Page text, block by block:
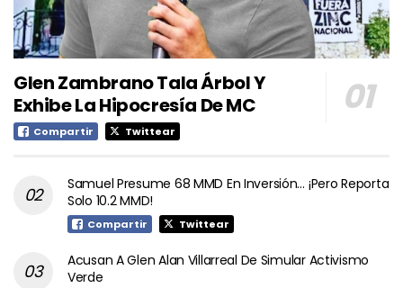
Glen Zambrano Tala Árbol Y
Exhibe La Hipocresía De MC
Compartir Twittear
Samuel Presume 68 MMD En Inversión… ¡Pero Reporta
Solo 10.2 MMD!
Compartir Twittear
Acusan A Glen Alan Villarreal De Simular Activismo
Verde